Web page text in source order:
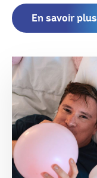
En savoir plus